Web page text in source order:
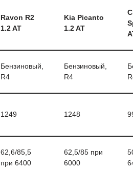
Ravon R2
1.2 AT
Kia Picanto
1.2 AT
Бензиновый,
R4
Бензиновый,
R4
1249 1248
62,6/85,5
при 6400
62,5/85 при
6000